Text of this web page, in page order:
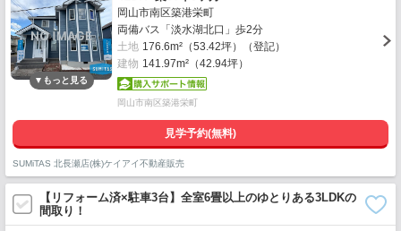
岡山市南区築港栄町
両備バス「淡水湖北口」歩2分
土地 176.6m²（53.42坪）（登記）
建物 141.97m²（42.94坪）
岡山市南区築港栄町
見学予約(無料)
SUMiTAS 北長瀬店(株)ケイアイ不動産販売
【リフォーム済×駐車3台】全室6畳以上のゆとりある3LDKの
間取り！